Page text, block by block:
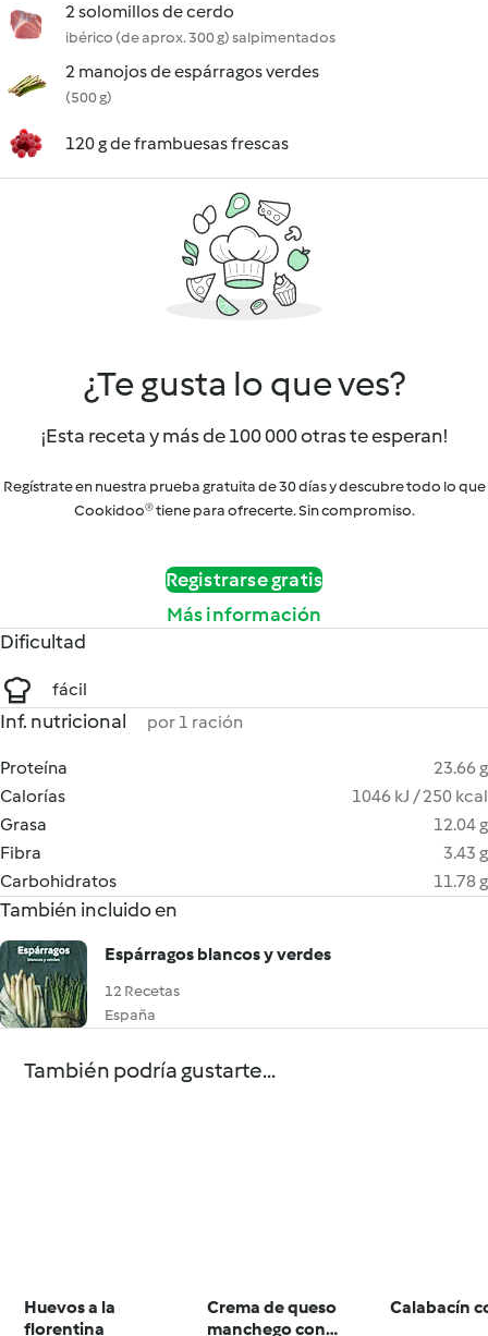
2 solomillos de cerdo
ibérico (de aprox. 300 g) salpimentados
2 manojos de espárragos verdes
(500 g)
120 g de frambuesas frescas
¿Te gusta lo que ves?
¡Esta receta y más de 100 000 otras te esperan!
Regístrate en nuestra prueba gratuita de 30 días y descubre todo lo que
Cookidoo® tiene para ofrecerte. Sin compromiso.
Registrarse gratis
Más información
Dificultad
fácil
Inf. nutricional por 1 ración
Proteína
23.66 g
Calorías
1046 kJ / 250 kcal
Grasa
12.04 g
Fibra
3.43 g
Carbohidratos
11.78 g
También incluido en
Espárragos blancos y verdes
12 Recetas
España
También podría gustarte...
Huevos a la
florentina
Crema de queso
manchego con
Calabacín